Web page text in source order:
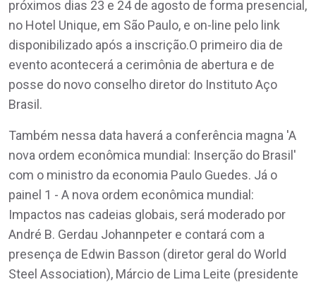
próximos dias 23 e 24 de agosto de forma presencial,
no Hotel Unique, em São Paulo, e on-line pelo link
disponibilizado após a inscrição.O primeiro dia de
evento acontecerá a cerimônia de abertura e de
posse do novo conselho diretor do Instituto Aço
Brasil.
Também nessa data haverá a conferência magna 'A
nova ordem econômica mundial: Inserção do Brasil'
com o ministro da economia Paulo Guedes. Já o
painel 1 - A nova ordem econômica mundial:
Impactos nas cadeias globais, será moderado por
André B. Gerdau Johannpeter e contará com a
presença de Edwin Basson (diretor geral do World
Steel Association), Márcio de Lima Leite (presidente